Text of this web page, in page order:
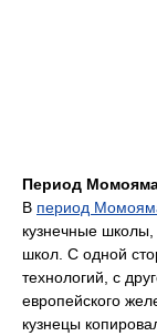
Период
В период
кузнечные
школ. С одной
технологий, с
европейского
кузнецы